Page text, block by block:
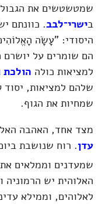
שמטשטשים את
ישרי־לבב. כוונתם
היסודי: "עָשָׂה
הם שומרים על יושרם
למציאות כולההולכת
שלהם למציאות, יסוד
שמחיות את הגוף.
מצד אחד, האהבה
עדן. רוח שנושבת ביום
שמעדנים וממלאים את
האלוהית יש הרמוניה
לאלוהים, וממילא